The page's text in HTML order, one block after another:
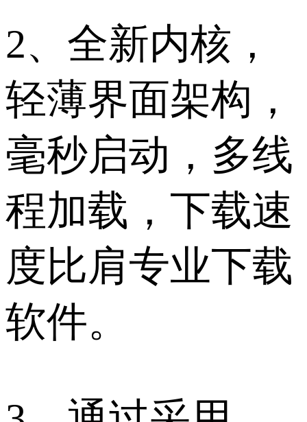
2、全新内核，
轻薄界面架构，
毫秒启动，多线
程加载，下载速
度比肩专业下载
软件。